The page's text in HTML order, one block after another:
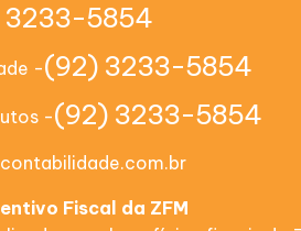
3233-5854
-(92) 3233-5854
-(92) 3233-5854
Fiscal da ZFM